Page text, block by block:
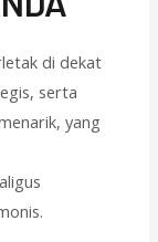
di dekat
serta
yang